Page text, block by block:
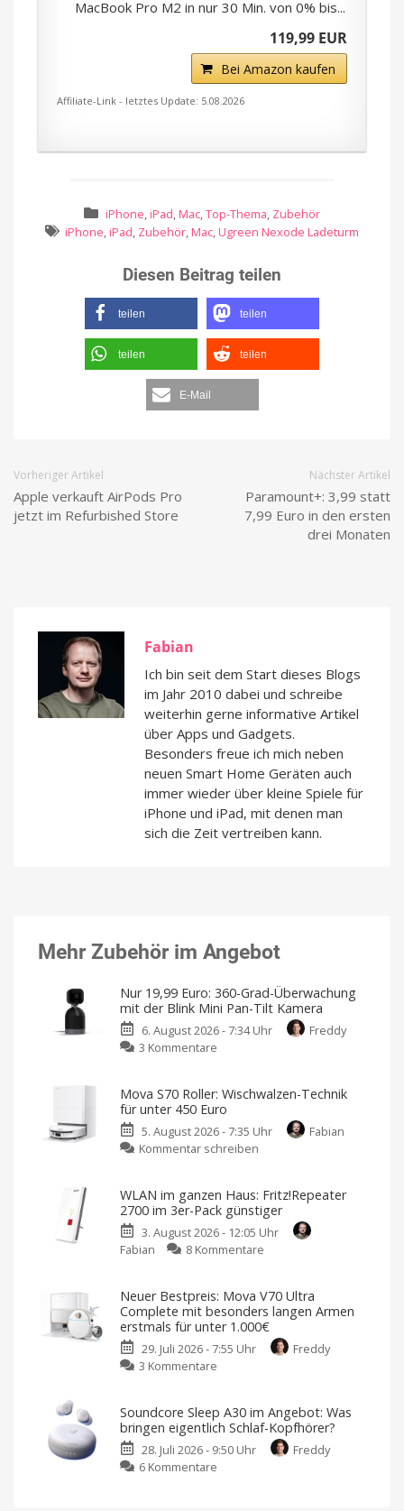
MacBook Pro M2 in nur 30 Min. von 0% bis...
119,99 EUR
Bei Amazon kaufen
Affiliate-Link - letztes Update: 5.08.2026
iPhone, iPad, Mac,Top-Thema, Zubehör
iPhone, iPad, Zubehör, Mac, Ugreen Nexode Ladeturm
Diesen Beitrag teilen
teilen teilen
teilen teilen
E-Mail
Vorheriger Artikel
Apple verkauft AirPods Pro
jetzt im Refurbished Store
Nächster Artikel
Paramount+: 3,99 statt
7,99 Euro in den ersten
drei Monaten
Fabian
Ich bin seit dem Start dieses Blogs
im Jahr 2010 dabei und schreibe
weiterhin gerne informative Artikel
über Apps und Gadgets.
Besonders freue ich mich neben
neuen Smart Home Geräten auch
immer wieder über kleine Spiele für
iPhone und iPad, mit denen man
sich die Zeit vertreiben kann.
Mehr Zubehör im Angebot
Nur 19,99 Euro: 360-Grad-Überwachung
mit der Blink Mini Pan-Tilt Kamera
6. August 2026 - 7:34 Uhr
Freddy
3 Kommentare
Euro:
360-
Grad-
Überwachung
Blink
Mini
Pan-
Tilt
sonst
39,99
Euro
Mova S70 Roller: Wischwalzen-Technik
für unter 450 Euro
5. August 2026 - 7:35 Uhr
Fabian
Kommentar schreiben
Roller:
Wischwalzen-
Technik
für
Euro
Endlich
ein
ordentlicher
Preis
WLAN im ganzen Haus: Fritz!Repeater
2700 im 3er-Pack günstiger
3. August 2026 - 12:05 Uhr
Fabian
8 Kommentare
ganzen
Haus:
Fritz!Repeater
2700
günstiger
Kompatibel
eurer
Neuer Bestpreis: Mova V70 Ultra
Complete mit besonders langen Armen
erstmals für unter 1.000€
29. Juli 2026 - 7:55 Uhr
Freddy
3 Kommentare
Mova
V70
Ultra
Soundcore Sleep A30 im Angebot: Was
bringen eigentlich Schlaf-Kopfhörer?
28. Juli 2026 - 9:50 Uhr
Freddy
6 Kommentare